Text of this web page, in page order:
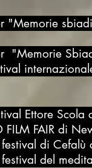
"Memorie
Ettore
FAIR di
di Cefalù
del